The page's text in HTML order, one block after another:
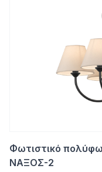
Φωτιστικό
ΝΑΞΟΣ-2